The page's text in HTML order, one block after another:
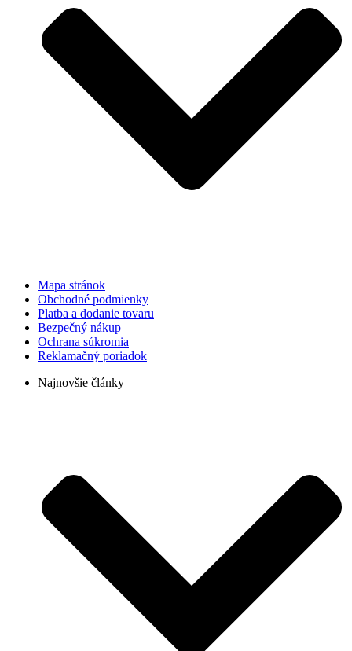
Mapa stránok
Obchodné podmienky
Platba a dodanie tovaru
Bezpečný nákup
Ochrana súkromia
Reklamačný poriadok
Najnovšie články